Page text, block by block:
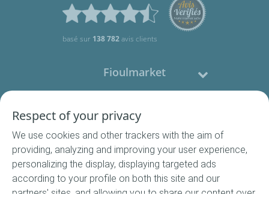
basé sur 138 782avis clients
Fioulmarket
Nous contacter
Suivez-nous
Respect of your privacy
We use cookies and other trackers with the aim of
providing, analyzing and improving your user experience,
personalizing the display, displaying targeted ads
according to your profile on both this site and our
partners' sites, and allowing you to share our content over